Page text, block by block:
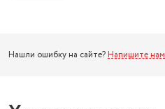
Нашли ошибку на сайте? Напишите нам